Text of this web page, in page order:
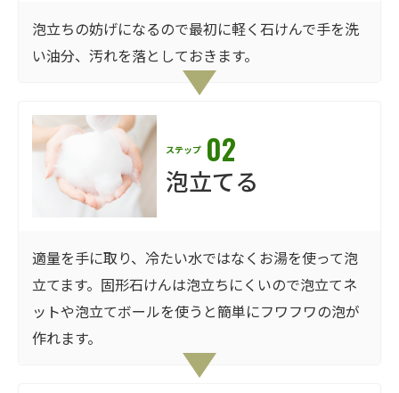
泡立ちの妨げになるので最初に軽く石けんで手を洗
い油分、汚れを落としておきます。
ステップ 02
泡立てる
適量を手に取り、冷たい水ではなくお湯を使って泡
立てます。固形石けんは泡立ちにくいので泡立てネ
ットや泡立てボールを使うと簡単にフワフワの泡が
作れます。